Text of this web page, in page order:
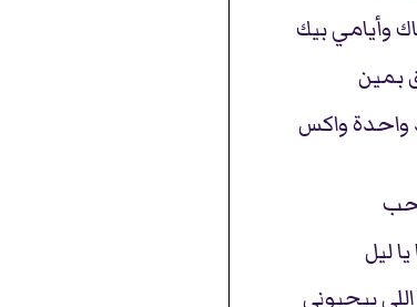
أسعد واحدة واكس